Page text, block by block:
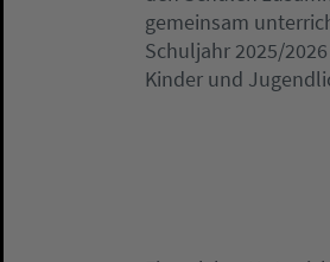
gemeinsam
Schuljahr 2025/
Kinder und